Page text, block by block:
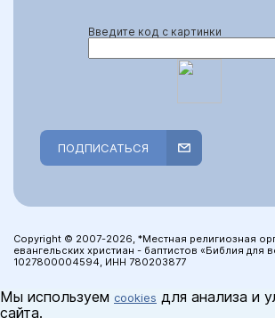
Введите код с картинки
ПОДПИСАТЬСЯ
Copyright © 2007-2026, *Местная религиозная
евангельских христиан - баптистов «Библия для
1027800004594, ИНН 780203877
Мы используем cookies для анализа и
сайта.